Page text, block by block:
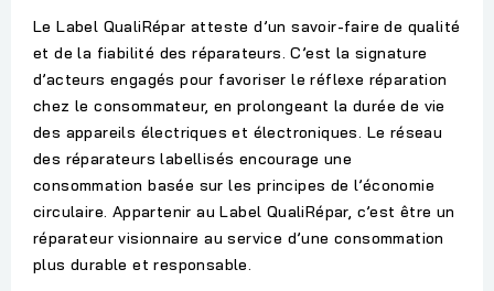
Le Label QualiRépar atteste d’un savoir-faire de qualité
et de la fiabilité des réparateurs. C’est la signature
d’acteurs engagés pour favoriser le réflexe réparation
chez le consommateur, en prolongeant la durée de vie
des appareils électriques et électroniques. Le réseau
des réparateurs labellisés encourage une
consommation basée sur les principes de l’économie
circulaire. Appartenir au Label QualiRépar, c’est être un
réparateur visionnaire au service d’une consommation
plus durable et responsable.